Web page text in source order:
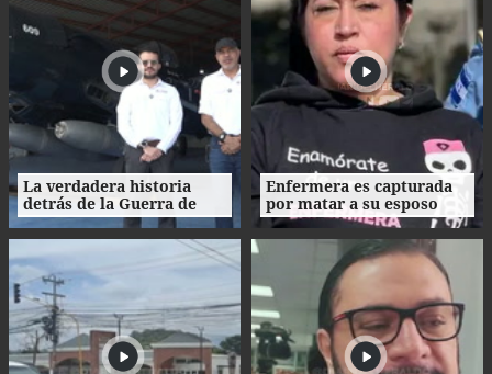
La verdadera historia
detrás de la Guerra de
1969: el mito de la
"Guerra del Fútbol"
Enfermera es capturada
por matar a su esposo
tras crimen de su amante
en Honduras